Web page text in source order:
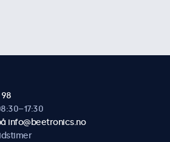
info@beetronics.no